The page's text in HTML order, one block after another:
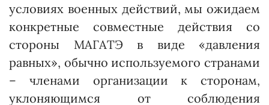
условиях военных действий, мы ожидаем
конкретные совместные действия со
стороны МАГАТЭ в виде «давления
равных», обычно используемого странами
– членами организации к сторонам,
уклоняющимся от соблюдения